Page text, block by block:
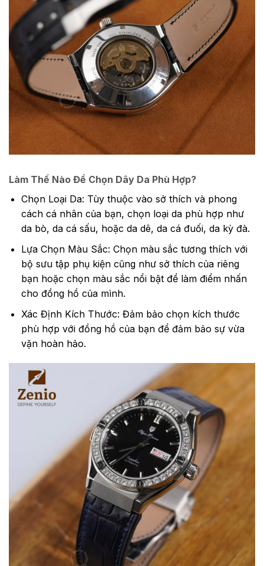
Làm Thế Nào Để Chọn Dây Da Phù Hợp?
Chọn Loại Da: Tùy thuộc vào sở thích và phong
cách cá nhân của bạn, chọn loại da phù hợp như
da bò, da cá sấu, hoặc da dê, da cá đuối, da kỳ đà.
Lựa Chọn Màu Sắc: Chọn màu sắc tương thích với
bộ sưu tập phụ kiện cũng như sở thích của riêng
bạn hoặc chọn màu sắc nổi bật để làm điểm nhấn
cho đồng hồ của mình.
Xác Định Kích Thước: Đảm bảo chọn kích thước
phù hợp với đồng hồ của bạn để đảm bảo sự vừa
vặn hoàn hảo.